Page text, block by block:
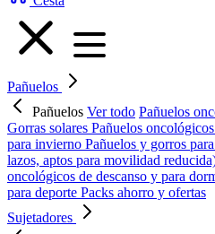
Pañuelos
Pañuelos Ver todo Pañuelos
Gorras solares Pañuelos
para invierno Pañuelos y gorros
lazos, aptos para movilidad
oncológicos de descanso y para
para deporte Packs ahorro y ofertas
Sujetadores